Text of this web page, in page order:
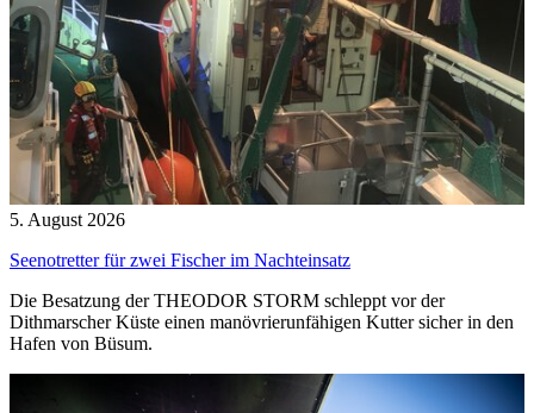
5. August 2026
Seenotretter für zwei Fischer im Nachteinsatz
Die Besatzung der THEODOR STORM schleppt vor der
Dithmarscher Küste einen manövrierunfähigen Kutter sicher in den
Hafen von Büsum.